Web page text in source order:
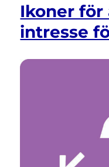
Ikoner för
intresse